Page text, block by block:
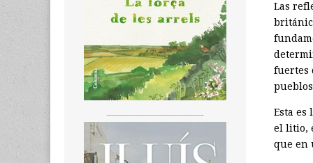
Las
fuertes
Esta
el litio,
que en